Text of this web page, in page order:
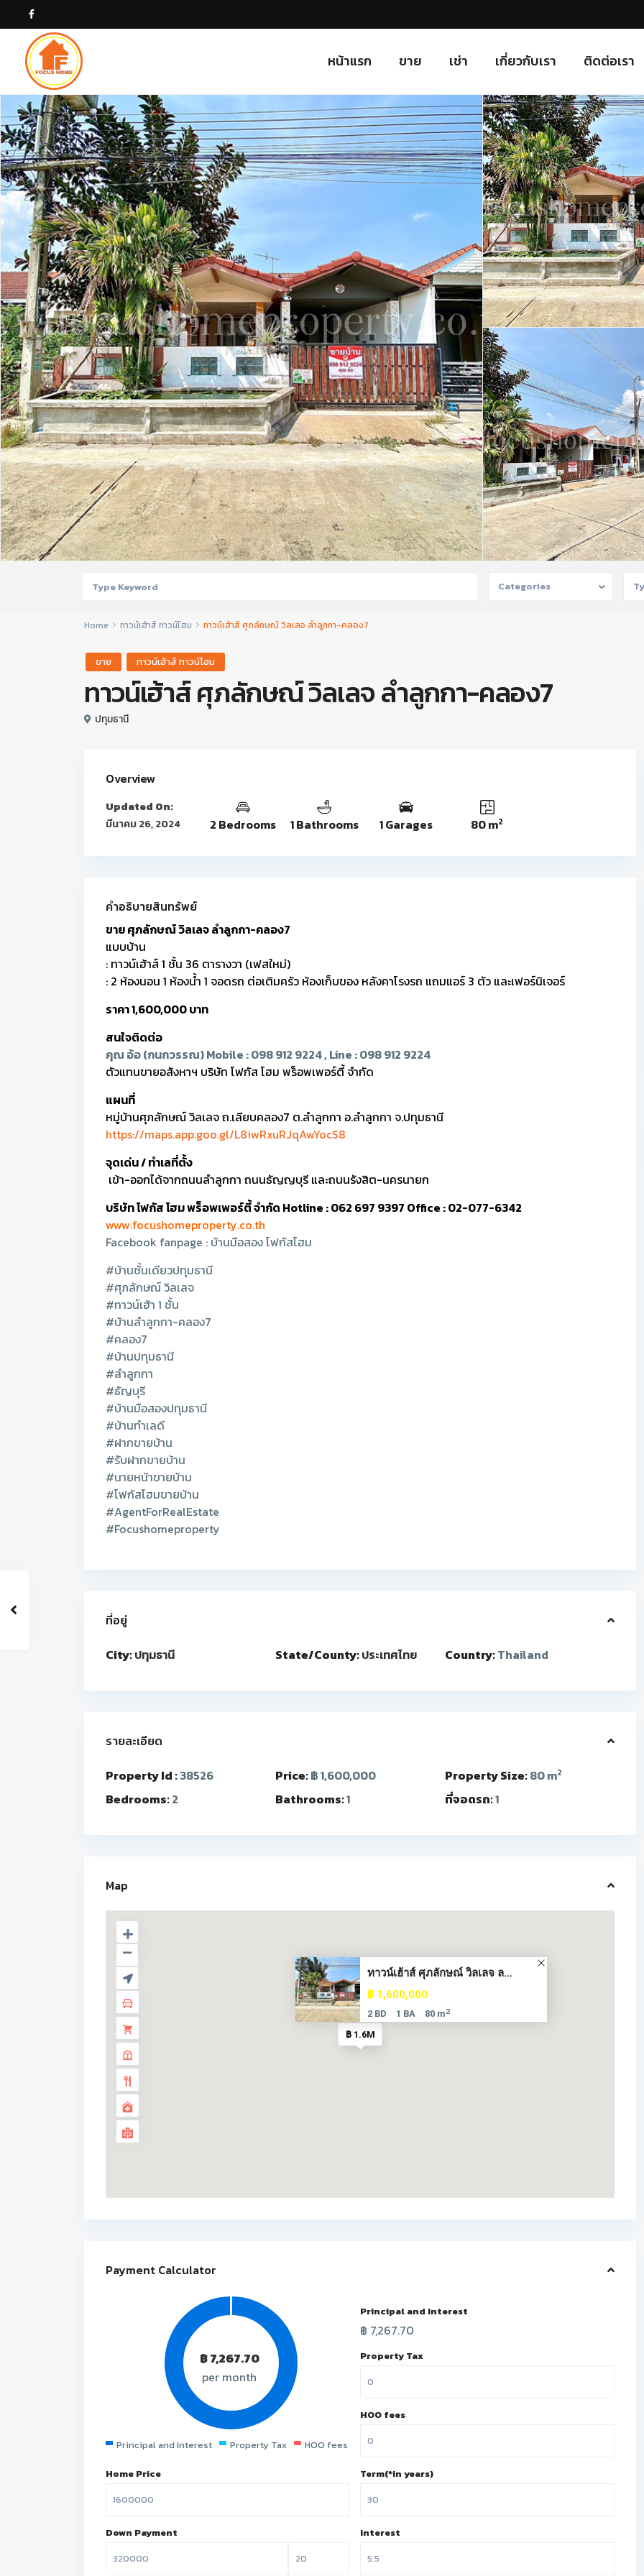
หน้าแรก ขาย เช่า เกี่ยวกับเรา ติดต่อเรา
Categories
Home ทาวน์เฮ้าส์ ทาวน์โฮม ทาวน์เฮ้าส์ ศุภลักษณ์ วิลเลจ ลำลูกกา-คลอง7
ขาย ทาวน์เฮ้าส์ ทาวน์โฮม
ทาวน์เฮ้าส์ ศุภลักษณ์ วิลเลจ ลำลูกกา-คลอง7
ปทุมธานี
Overview
Updated On:
มีนาคม 26, 2024
2 Bedrooms 1 Bathrooms 1 Garages 80 m2
คำอธิบายสินทรัพย์
ขาย ศุภลักษณ์ วิลเลจ ลำลูกกา-คลอง7
แบบบ้าน
: ทาวน์เฮ้าส์ 1 ชั้น 36 ตารางวา (เฟสใหม่)
: 2 ห้องนอน 1 ห้องน้ำ 1 จอดรถ ต่อเติมครัว ห้องเก็บของ หลังคาโรงรถ แถมแอร์ 3 ตัว และเฟอร์นิเจอร์
ราคา 1,600,000 บาท
สนใจติดต่อ
คุณ อ้อ (กนกวรรณ) Mobile : 098 912 9224 , Line : 098 912 9224
ตัวแทนขายอสังหาฯ บริษัท โฟกัส โฮม พร็อพเพอร์ตี้ จำกัด
แผนที่
หมู่บ้านศุภลักษณ์ วิลเลจ ถ.เลียบคลอง7 ต.ลำลูกกา อ.ลำลูกกา จ.ปทุมธานี
https://maps.app.goo.gl/L8iwRxuRJqAwYocS8
จุดเด่น / ทำเลที่ตั้ง
เข้า-ออกได้จากถนนลำลูกกา ถนนธัญญบุรี และถนนรังสิต-นครนายก
บริษัท โฟกัส โฮม พร็อพเพอร์ตี้ จำกัด Hotline : 062 697 9397 Office : 02-077-6342
www.focushomeproperty.co.th
Facebook fanpage : บ้านมือสอง โฟกัสโฮม
#บ้านชั้นเดียวปทุมธานี
#ศุภลักษณ์ วิลเลจ
#ทาวน์เฮ้า 1 ชั้น
#บ้านลำลูกกา-คลอง7
#คลอง7
#บ้านปทุมธานี
#ลำลูกกา
#ธัญบุรี
#บ้านมือสองปทุมธานี
#บ้านทำเลดี
#ฝากขายบ้าน
#รับฝากขายบ้าน
#นายหน้าขายบ้าน
#โฟกัสโฮมขายบ้าน
#AgentForRealEstate
#Focushomeproperty
ที่อยู่
City:ปทุมธานี State/County:ประเทศไทย Country:Thailand
รายละเอียด
Property Id :38526 Price:฿ 1,600,000 Property Size:80 m2
Bedrooms:2 Bathrooms:1 ที่จอดรถ:1
Map
฿ 1.6M
ทาวน์เฮ้าส์ ศุภลักษณ์ วิลเลจ ล...
฿ 1,600,000
2 BD 1 BA 80 m2
Payment Calculator
฿7,267.70
per month
Principal and Interest Property Tax HOO fees
Principal and Interest
฿ 7,267.70
Property Tax
HOO fees
Home Price
Down Payment
Term(*in years)
Interest